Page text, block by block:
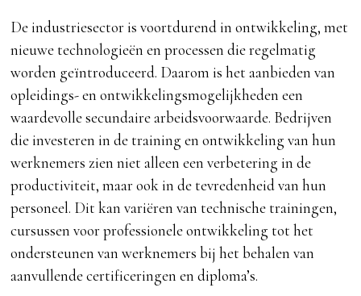
De industriesector is voortdurend in ontwikkeling, met
nieuwe technologieën en processen die regelmatig
worden geïntroduceerd. Daarom is het aanbieden van
opleidings- en ontwikkelingsmogelijkheden een
waardevolle secundaire arbeidsvoorwaarde. Bedrijven
die investeren in de training en ontwikkeling van hun
werknemers zien niet alleen een verbetering in de
productiviteit, maar ook in de tevredenheid van hun
personeel. Dit kan variëren van technische trainingen,
cursussen voor professionele ontwikkeling tot het
ondersteunen van werknemers bij het behalen van
aanvullende certificeringen en diploma’s.